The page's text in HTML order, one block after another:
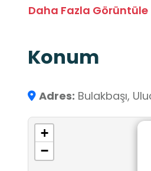
eserlerinden oluşan
akademik ve referans
Daha Fazla Görüntüle
Konum
Adres: Bulakbaşı,
+
−